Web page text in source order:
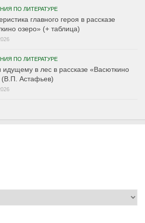
ПО ЛИТЕРАТУРЕ
главного героя в рассказе
озеро» (+ таблица)
ПО ЛИТЕРАТУРЕ
идущему в лес в рассказе «Васюткино
(В.П. Астафьев)